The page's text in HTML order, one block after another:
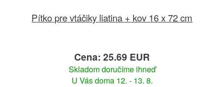
Pítko pre vtáčiky liatina + kov 16 x 72 cm
Cena: 25.69 EUR
Skladom doručíme ihneď
U Vás doma 12. - 13. 8.